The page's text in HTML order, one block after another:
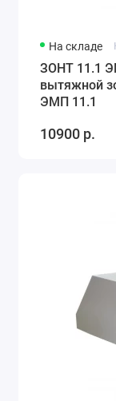
На складе
ЗОНТ 11.1
вытяжной
ЭМП 11.1
10900 р.